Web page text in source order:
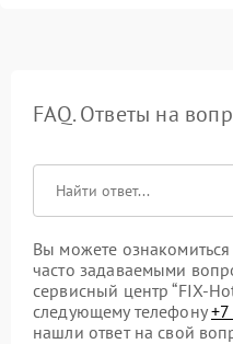
FAQ. Ответы на
Вы можете
часто задаваемыми
сервисный центр “FIX-
следующему телефону
нашли ответ на свой